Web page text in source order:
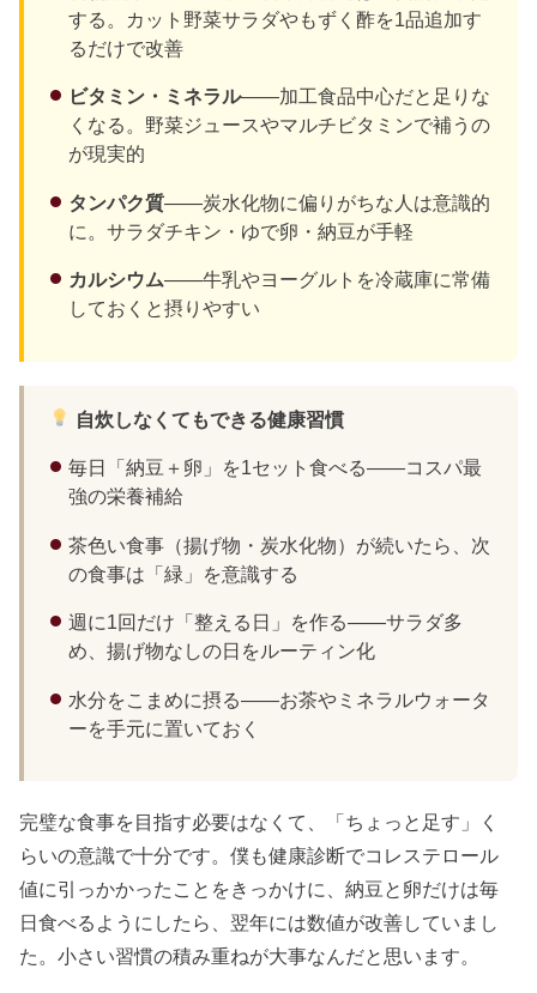
する。カット野菜サラダやもずく酢を1品追加す
るだけで改善
ビタミン・ミネラル——加工食品中心だと足りな
くなる。野菜ジュースやマルチビタミンで補うの
が現実的
タンパク質——炭水化物に偏りがちな人は意識的
に。サラダチキン・ゆで卵・納豆が手軽
カルシウム——牛乳やヨーグルトを冷蔵庫に常備
しておくと摂りやすい
自炊しなくてもできる健康習慣
毎日「納豆＋卵」を1セット食べる——コスパ最
強の栄養補給
茶色い食事（揚げ物・炭水化物）が続いたら、次
の食事は「緑」を意識する
週に1回だけ「整える日」を作る——サラダ多
め、揚げ物なしの日をルーティン化
水分をこまめに摂る——お茶やミネラルウォータ
ーを手元に置いておく
完璧な食事を目指す必要はなくて、「ちょっと足す」く
らいの意識で十分です。僕も健康診断でコレステロール
値に引っかかったことをきっかけに、納豆と卵だけは毎
日食べるようにしたら、翌年には数値が改善していまし
た。小さい習慣の積み重ねが大事なんだと思います。